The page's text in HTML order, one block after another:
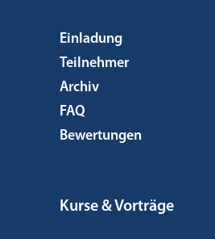
Einladung
Teilnehmer
Archiv
FAQ
Bewertungen
Kurse & Vorträge